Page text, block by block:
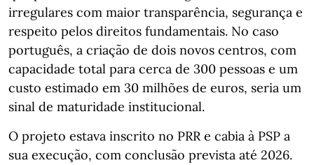
irregulares com maior transparência, segurança e
respeito pelos direitos fundamentais. No caso
português, a criação de dois novos centros, com
capacidade total para cerca de 300 pessoas e um
custo estimado em 30 milhões de euros, seria um
sinal de maturidade institucional.
O projeto estava inscrito no PRR e cabia à PSP a
sua execução, com conclusão prevista até 2026.